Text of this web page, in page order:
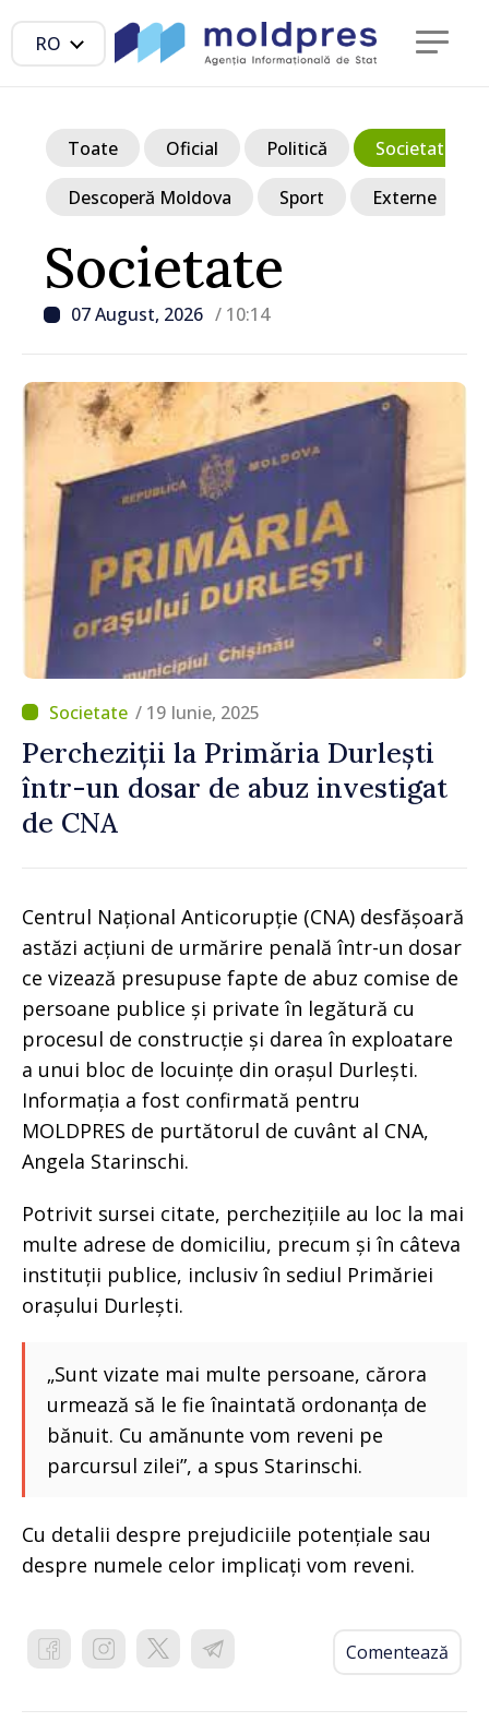
RO
Societate
07 August, 2026 / 10:14
Toate Oficial Politică Societate
Descoperă Moldova Sport Externe
/ 19 Iunie, 2025
Percheziții la Primăria Durlești
într-un dosar de abuz investigat
de CNA
Centrul Național Anticorupție (CNA) desfășoară
astăzi acțiuni de urmărire penală într-un dosar
ce vizează presupuse fapte de abuz comise de
persoane publice și private în legătură cu
procesul de construcție și darea în exploatare
a unui bloc de locuințe din orașul Durlești.
Informația a fost confirmată pentru
MOLDPRES de purtătorul de cuvânt al CNA,
Angela Starinschi.
Potrivit sursei citate, perchezițiile au loc la mai
multe adrese de domiciliu, precum și în câteva
instituții publice, inclusiv în sediul Primăriei
orașului Durlești.
„Sunt vizate mai multe persoane, cărora
urmează să le fie înaintată ordonanța de
bănuit. Cu amănunte vom reveni pe
parcursul zilei”, a spus Starinschi.
Cu detalii despre prejudiciile potențiale sau
despre numele celor implicați vom reveni.
Comentează